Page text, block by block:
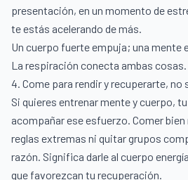
presentación, en un momento de
te estás acelerando de más.
Un cuerpo fuerte empuja; una mente
La respiración conecta ambas cosas.
4. Come para rendir y recuperarte, no
Si quieres entrenar mente y cuerpo,
acompañar ese esfuerzo. Comer
reglas extremas ni quitar grupos
razón. Significa darle al cuerpo
que favorezcan tu recuperación.